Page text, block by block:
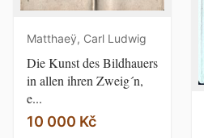
Matthaeÿ, Carl Ludwig
Die Kunst des Bildhauers
in allen ihren Zweig´n,
e...
10 000 Kč